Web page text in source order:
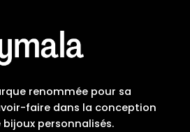
renommée pour sa
faire dans la conception
personnalisés.